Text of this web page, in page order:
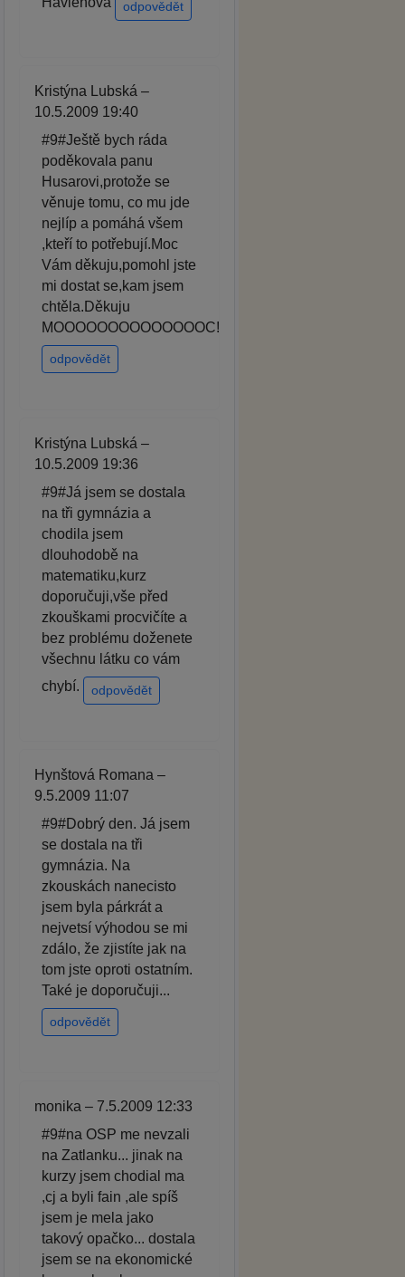
odpovědět
Kristýna Lubská –
10.5.2009 19:40
#9#Ještě bych ráda
poděkovala panu
Husarovi,protože se
věnuje tomu, co mu jde
nejlíp a pomáhá všem
,kteří to potřebují.Moc
Vám děkuju,pomohl jste
mi dostat se,kam jsem
chtěla.Děkuju
MOOOOOOOOOOOOOOC!
odpovědět
Kristýna Lubská –
10.5.2009 19:36
#9#Já jsem se dostala
na tři gymnázia a
chodila jsem
dlouhodobě na
matematiku,kurz
doporučuji,vše před
zkouškami procvičíte a
bez problému doženete
všechnu látku co vám
chybí.
odpovědět
Hynštová Romana –
9.5.2009 11:07
#9#Dobrý den. Já jsem
se dostala na tři
gymnázia. Na
zkouskách nanecisto
jsem byla párkrát a
nejvetsí výhodou se mi
zdálo, že zjistíte jak na
tom jste oproti ostatním.
Také je doporučuji...
odpovědět
monika – 7.5.2009 12:33
#9#na OSP me nevzali
na Zatlanku... jinak na
kurzy jsem chodial ma
,cj a byli fain ,ale spíš
jsem je mela jako
takový opačko... dostala
jsem se na ekonomické